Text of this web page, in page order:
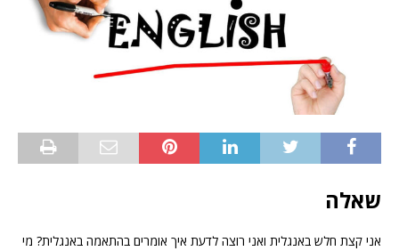
שאלה
אני קצת חלש באנגלית ואני רוצה לדעת איך אומרים בהתאמה באנגלית? מי